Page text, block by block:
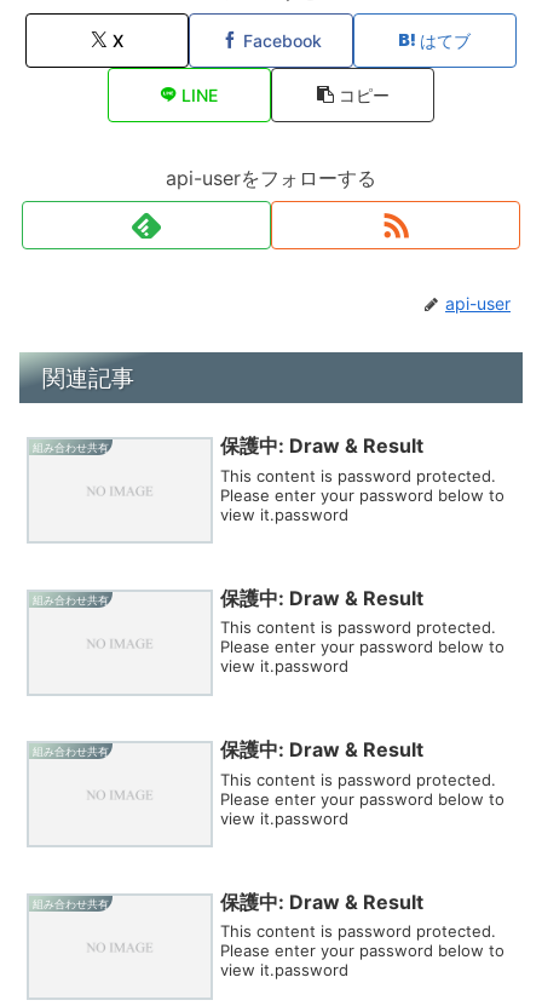
X Facebook はてブ
LINE コピー
api-userをフォローする
api-user
関連記事
組み合わせ共有 保護中: Draw & Result
This content is password protected.
Please enter your password below to
view it.password
組み合わせ共有 保護中: Draw & Result
This content is password protected.
Please enter your password below to
view it.password
組み合わせ共有 保護中: Draw & Result
This content is password protected.
Please enter your password below to
view it.password
組み合わせ共有 保護中: Draw & Result
This content is password protected.
Please enter your password below to
view it.password